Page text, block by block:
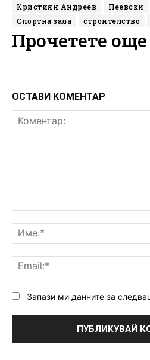
Кристиян Андреев Пеевски
Спортна зала
строителство
Прочетете още
ОСТАВИ КОМЕНТАР
Запази ми данните за